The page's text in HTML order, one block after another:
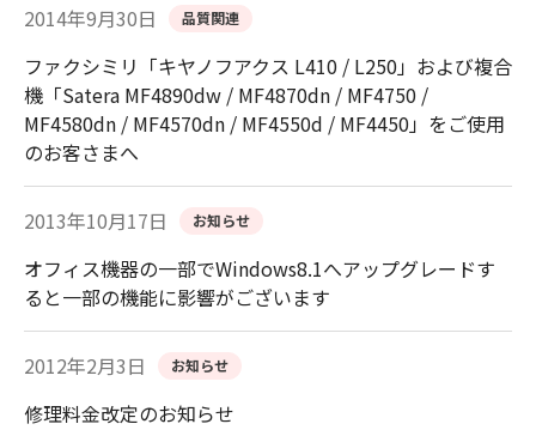
2014年9月30日 品質関連
ファクシミリ「キヤノフアクス L410 / L250」および複合
機「Satera MF4890dw / MF4870dn / MF4750 /
MF4580dn / MF4570dn / MF4550d / MF4450」をご使用
のお客さまへ
2013年10月17日 お知らせ
オフィス機器の一部でWindows8.1へアップグレードす
ると一部の機能に影響がございます
2012年2月3日 お知らせ
修理料金改定のお知らせ